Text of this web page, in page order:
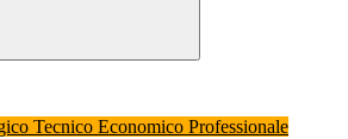
Tecnico Economico Professionale